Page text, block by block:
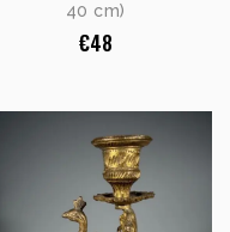
40 cm)
€48